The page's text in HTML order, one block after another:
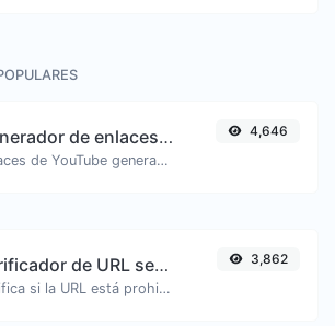
Generador de enlaces de marca de tiempo de YouTube
Enlaces de YouTube generados con la marca de tiempo de inicio exacta, útiles para usuarios móviles.
4,646
Verificador de URL segura
Verifica si la URL está prohibida y marcada como segura/no segura por Google.
3,862